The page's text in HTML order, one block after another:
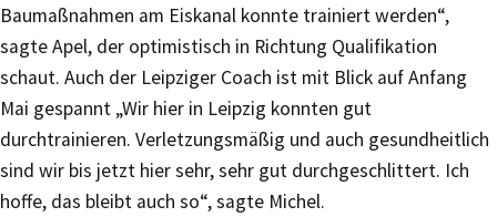
Baumaßnahmen am Eiskanal konnte trainiert werden“,
sagte Apel, der optimistisch in Richtung Qualifikation
schaut. Auch der Leipziger Coach ist mit Blick auf Anfang
Mai gespannt „Wir hier in Leipzig konnten gut
durchtrainieren. Verletzungsmäßig und auch gesundheitlich
sind wir bis jetzt hier sehr, sehr gut durchgeschlittert. Ich
hoffe, das bleibt auch so“, sagte Michel.